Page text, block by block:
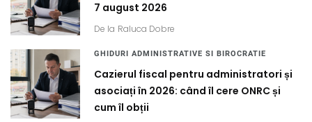
7 august 2026
De la Raluca Dobre
GHIDURI ADMINISTRATIVE SI BIROCRATIE
Cazierul fiscal pentru administratori și
asociați în 2026: când îl cere ONRC și
cum îl obții